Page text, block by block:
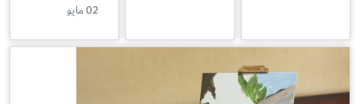
02 مايو